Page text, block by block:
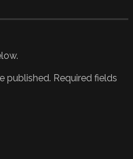
published. Required fields